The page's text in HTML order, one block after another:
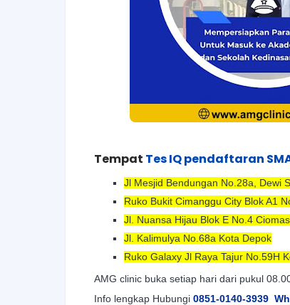
Tempat Tes IQ pendaftaran
Jl Mesjid Bendungan No.28a, Dewi
Ruko Bukit Cimanggu City Blok A1
Jl. Nuansa Hijau Blok E No.4
Jl. Kalimulya No.68a Kota Depok
Ruko Galaxy Jl Raya Tajur No.59H
AMG clinic buka setiap hari dari pukul
Info lengkap Hubungi 0851-0140-3939